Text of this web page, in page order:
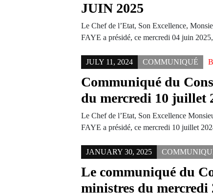
JUIN 2025
Le Chef de l’Etat, Son Excellence,
FAYE a présidé, ce mercredi 04 juin
JULY 11, 2024 COMMUNIQUÉ
Communiqué du
du mercredi 10 juillet
Le Chef de l’Etat, Son Excellence
FAYE a présidé, ce mercredi 10 juillet
JANUARY 30, 2025
Le communiqué du
ministres du mercredi